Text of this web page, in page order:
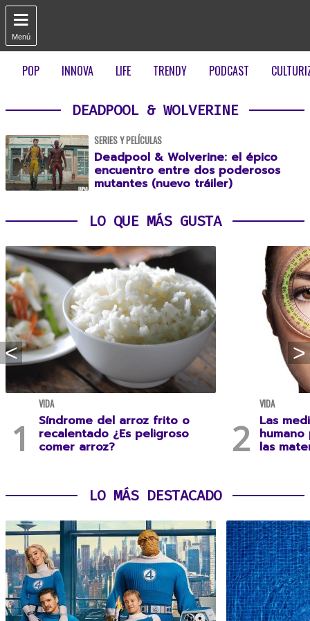

Menú
POP INNOVA LIFE TRENDY PODCAST
DEADPOOL & WOLVERINE
SERIES Y PELÍCULAS
Deadpool & Wolverine: el épico
encuentro entre dos poderosos
mutantes (nuevo tráiler)
LO QUE MÁS GUSTA
VIDA
Síndrome del arroz frito o
recalentado ¿Es peligroso
comer arroz?
VIDA
Las
las
LO MÁS DESTACADO